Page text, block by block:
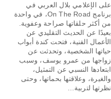
على الإعلامي بلال العربي في
برنامج On The Road، في واحدة
من أكثر حلقاتها صراحة وعفوية.
بعيدًا عن الحديث التقليدي عن
الأعمال الفنية، فتحت كندة أبواب
حياتها الشخصية، وتحدثت عن
زواجها من عمرو يوسف، وسبب
ابتعادها النسبي عن التمثيل،
والغيرة، وعلاقتها بحماتها، وحتى
نظرتها لتربية…